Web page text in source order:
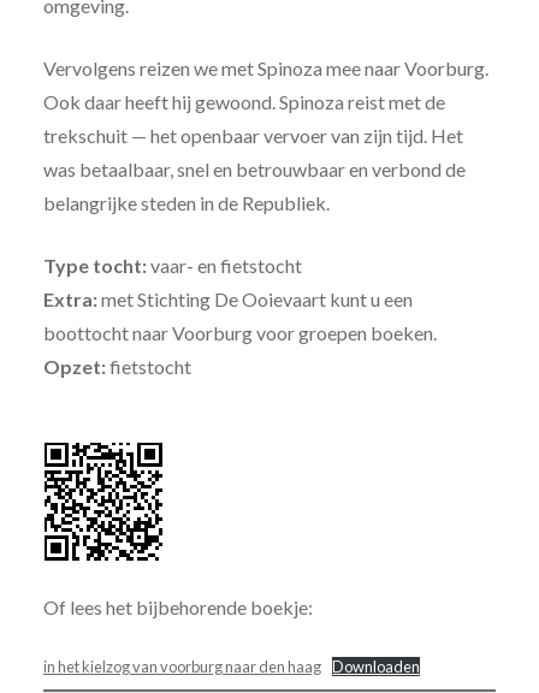
omgeving.
Vervolgens reizen we met Spinoza mee naar Voorburg.
Ook daar heeft hij gewoond. Spinoza reist met de
trekschuit — het openbaar vervoer van zijn tijd. Het
was betaalbaar, snel en betrouwbaar en verbond de
belangrijke steden in de Republiek.
Type tocht:vaar- en fietstocht
Extra:met Stichting De Ooievaart kunt u een
boottocht naar Voorburg voor groepen boeken.
Opzet:fietstocht
Of lees het bijbehorende boekje:
in het kielzog van voorburg naar den haag Downloaden